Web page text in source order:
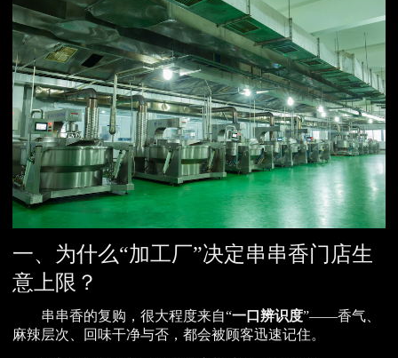
一、为什么“加工厂”决定串串香门店生
意上限？
串串香的复购，很大程度来自“一口辨识度”——香气、
麻辣层次、回味干净与否，都会被顾客迅速记住。